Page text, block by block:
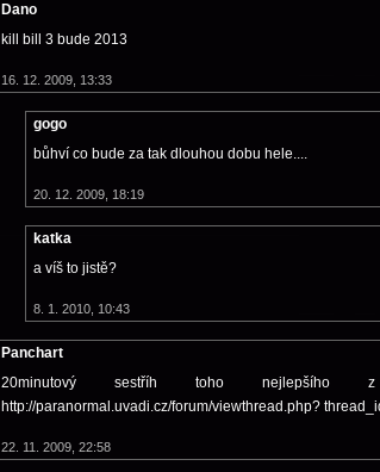
Dano
kill bill 3 bude 2013
16. 12. 2009, 13:33
gogo
bůhví co bude za tak dlouhou dobu hele....
20. 12. 2009, 18:19
katka
a víš to jistě?
8. 1. 2010, 10:43
Panchart
20minutový sestříh toho nejlepšího z
http://paranormal.uvadi.cz/forum/viewthread.php?
22. 11. 2009, 22:58